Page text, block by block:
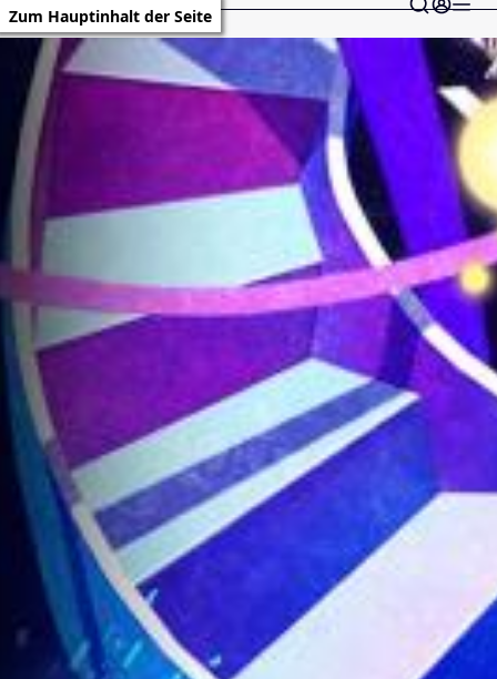
Zum Hauptinhalt der Seite